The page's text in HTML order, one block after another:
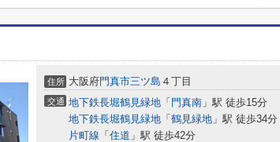
住所 大阪府門真市三ツ島 ４丁目
交通 地下鉄長堀鶴見緑地 「 門真南 」駅 徒歩15分
地下鉄長堀鶴見緑地 「 鶴見緑地 」駅 徒歩34分
片町線 「 住道 」駅 徒歩42分